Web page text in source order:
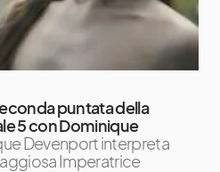
puntata della
5 con Dominique
Devenport interpreta
Imperatrice